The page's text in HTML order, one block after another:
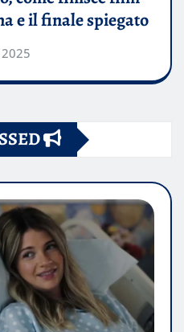
e il finale spiegato